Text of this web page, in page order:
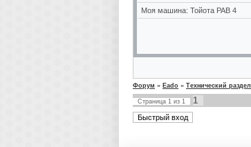
Моя машина: Тойота РАВ 4
Форум » Eado » Технический раздел
Страница 1 из 1
1